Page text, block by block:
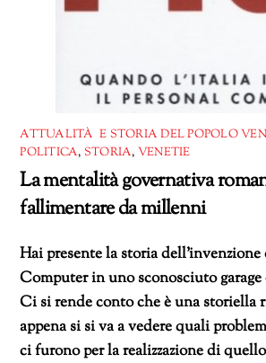
ATTUALITÀ E STORIA DEL POPOLO
POLITICA, STORIA, VENETIE
La mentalità governativa
fallimentare da millenni
Hai presente la storia dell’invenzione
Computer in uno sconosciuto
Ci si rende conto che è una storiella
appena si si va a vedere quali
ci furono per la realizzazione di quello